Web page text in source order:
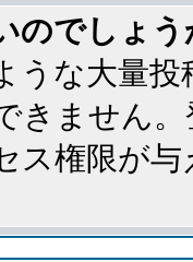
のでしょう
うな大量
きません
ス権限が